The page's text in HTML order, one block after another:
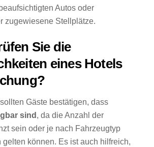
Autos oder
zugewiesene Stellplätze.
Sie die
eines Hotels
Gäste bestätigen, dass
sind , da die Anzahl der
sein oder je nach Fahrzeugtyp
gelten können. Es ist auch hilfreich,